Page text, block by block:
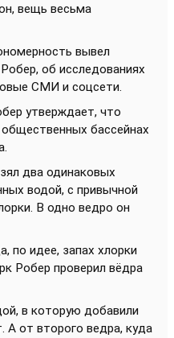
вещь весьма
вывел
об исследованиях
СМИ и соцсети.
утверждает, что
бассейнах
два одинаковых
водой, с привычной
В одно ведро он
по идее, запах хлорки
Робер проверил вёдра
в которую добавили
А от второго ведра, куда